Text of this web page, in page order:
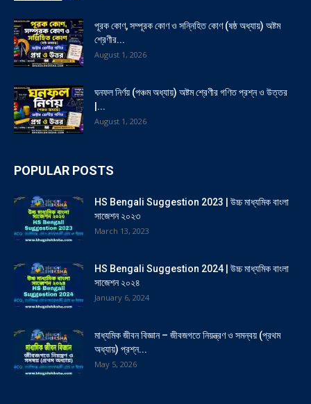
পূরক কোণ, সম্পূরক কোণ ও সন্নিহিত কোণ (ষষ্ঠ অধ্যায়) অষ্টম
শ্রেণীর...
August 1, 2026
ঘনফল নির্ণয় (পঞ্চম অধ্যায়) অষ্টম শ্রেণীর গণিত প্রশ্ন ও উত্তর
|...
August 1, 2026
POPULAR POSTS
HS Bengali Suggestion 2023 | উচ্চ মাধ্যমিক বাংলা
সাজেশন ২০২৩
March 13, 2023
HS Bengali Suggestion 2024 | উচ্চ মাধ্যমিক বাংলা
সাজেশন ২০২৪
January 6, 2024
মাধ্যমিক জীবন বিজ্ঞান – জীবজগতে নিয়ন্ত্রণ ও সমন্বয় (প্রথম
অধ্যায়) প্রশ্ন...
May 5, 2026